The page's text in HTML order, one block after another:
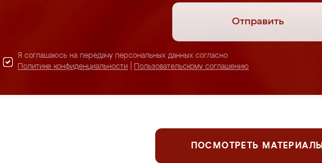
Отправить
Я соглашаюсь на передачу персональных данных согласно
Политике конфиденциальности
Пользовательскому соглашению
ПОСМОТРЕТЬ МАТЕРИАЛЫ